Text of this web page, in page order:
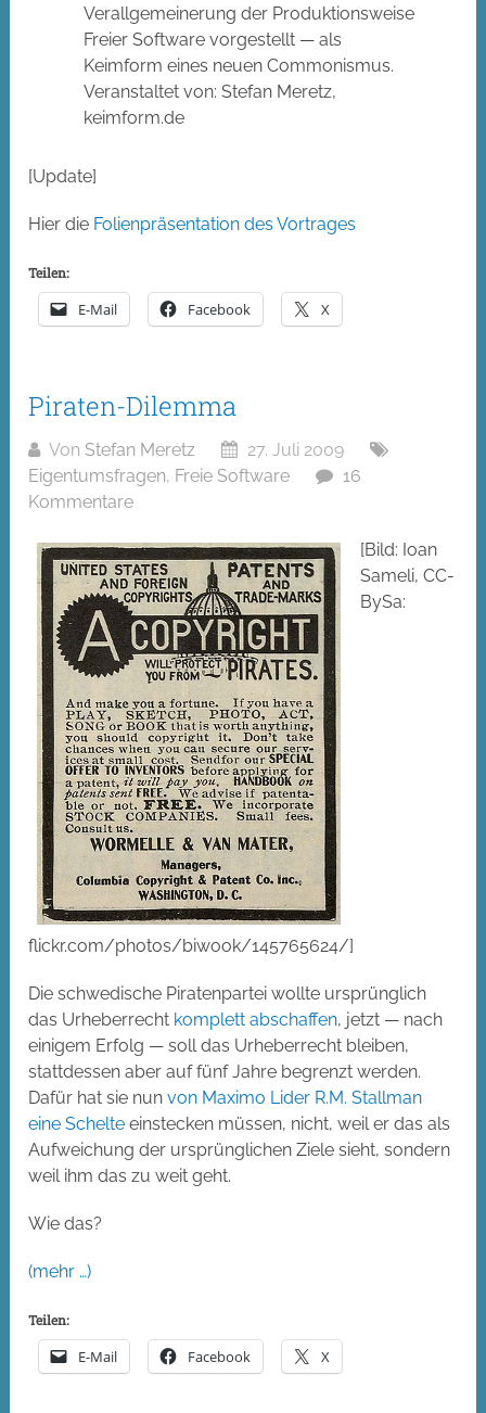
Verallgemeinerung der Produktionsweise
Freier Software vorgestellt — als
Keimform eines neuen Commonismus.
Veranstaltet von: Stefan Meretz,
keimform.de
[Update]
Hier die Folienpräsentation des Vortrages
Teilen:
E-Mail Facebook X
Piraten-Dilemma
Von Stefan Meretz
27. Juli 2009
Eigentumsfragen, Freie Software
16
Kommentare
[Bild: Ioan
Sameli, CC-
BySa:
flickr.com/photos/biwook/145765624/]
Die schwedische Piratenpartei wollte ursprünglich
das Urheberrecht komplett abschaffen, jetzt — nach
einigem Erfolg — soll das Urheberrecht bleiben,
stattdessen aber auf fünf Jahre begrenzt werden.
Dafür hat sie nunvon Maximo Lider R.M. Stallman
eine Schelte einstecken müssen, nicht, weil er das als
Aufweichung der ursprünglichen Ziele sieht, sondern
weil ihm das zu weit geht.
Wie das?
(mehr …)
Teilen:
E-Mail Facebook X